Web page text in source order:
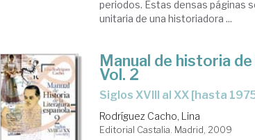
periodos. Estas densas páginas
unitaria de una historiadora ...
Manual de historia
Vol. 2
siglos XVIII al XX [hasta
Rodríguez Cacho, Lina
Editorial Castalia. Madrid, 2009